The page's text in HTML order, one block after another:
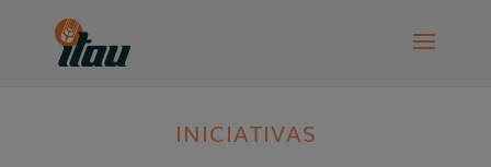
INICIATIVAS